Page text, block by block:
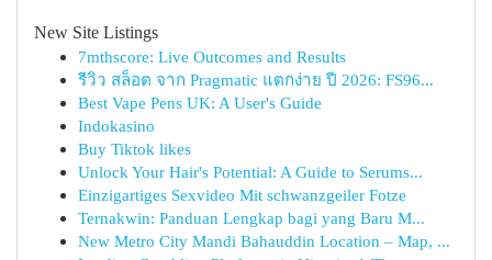
New Site Listings
7mthscore: Live Outcomes and Results
รีวิว สล็อต จาก Pragmatic แตกง่าย ปี 2026: FS96...
Best Vape Pens UK: A User's Guide
Indokasino
Buy Tiktok likes
Unlock Your Hair's Potential: A Guide to Serums...
Einzigartiges Sexvideo Mit schwanzgeiler Fotze
Ternakwin: Panduan Lengkap bagi yang Baru M...
New Metro City Mandi Bahauddin Location – Map, ...